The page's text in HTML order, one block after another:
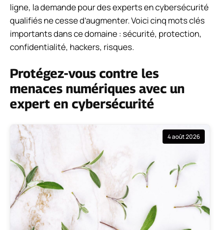
ligne, la demande pour des experts en cybersécurité
qualifiés ne cesse d’augmenter. Voici cinq mots clés
importants dans ce domaine : sécurité, protection,
confidentialité, hackers, risques.
Protégez-vous contre les
menaces numériques avec un
expert en cybersécurité
4 août 2026